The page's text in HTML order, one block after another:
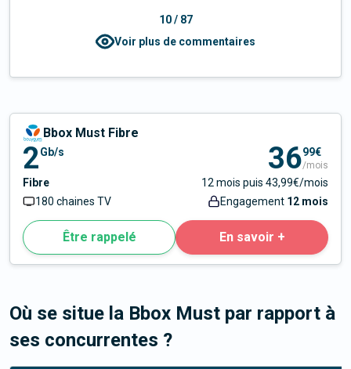
10/ 87
Voir plus de commentaires
Bbox Must Fibre
2Gb/s
Fibre
180 chaines TV
3699€
/mois
12 mois puis 43,99€/mois
Engagement 12 mois
Être rappelé En savoir +
Où se situe la Bbox Must par rapport à
ses concurrentes ?